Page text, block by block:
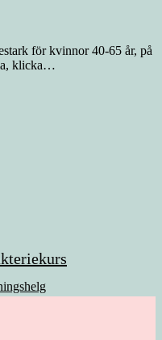
för kvinnor 40-65 år, på
klicka…